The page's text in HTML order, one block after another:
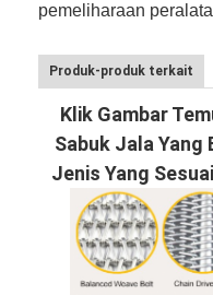
pemeliharaan
Produk-produk terkait
Klik Gambar
Sabuk Jala Yang
Jenis Yang